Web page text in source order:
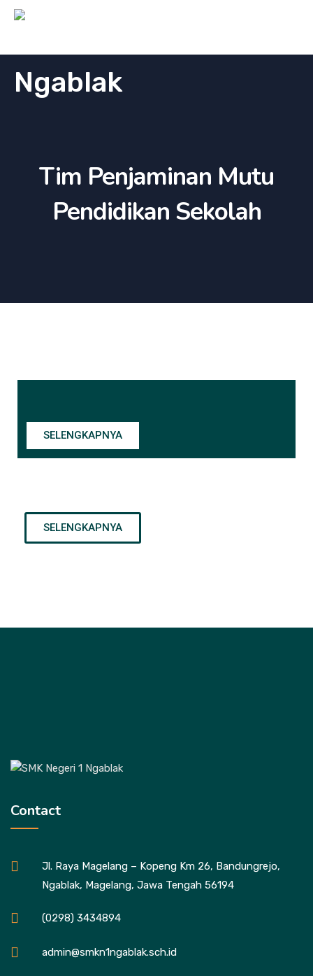
Tim Penjaminan Mutu
Pendidikan Sekolah
SELENGKAPNYA
SELENGKAPNYA
Contact
Jl. Raya Magelang – Kopeng Km 26, Bandungrejo,
Ngablak, Magelang, Jawa Tengah 56194
(0298) 3434894
admin@smkn1ngablak.sch.id